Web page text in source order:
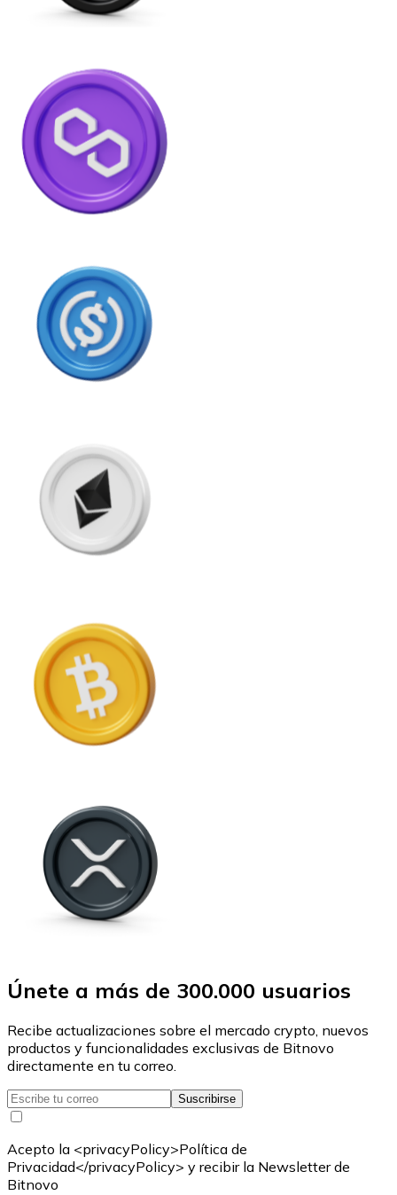
Únete a más de 300.000 usuarios
Recibe actualizaciones sobre el mercado crypto, nuevos
productos y funcionalidades exclusivas de Bitnovo
directamente en tu correo.
Suscribirse
Acepto la <privacyPolicy>Política de
Privacidad</privacyPolicy> y recibir la Newsletter de
Bitnovo